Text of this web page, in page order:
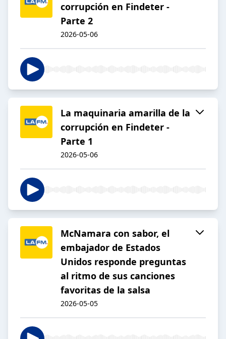
corrupción en Findeter -
Parte 2
2026-05-06
La maquinaria amarilla de la
corrupción en Findeter -
Parte 1
2026-05-06
McNamara con sabor, el
embajador de Estados
Unidos responde preguntas
al ritmo de sus canciones
favoritas de la salsa
2026-05-05